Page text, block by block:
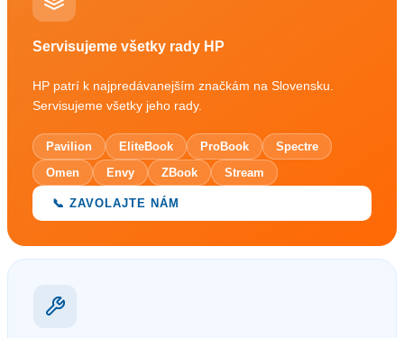
Servisujeme všetky rady HP
HP patrí k najpredávanejším značkám na Slovensku.
Servisujeme všetky jeho rady.
Pavilion EliteBook ProBook
Spectre
Omen
Envy ZBook Stream
📞 ZAVOLAJTE NÁM